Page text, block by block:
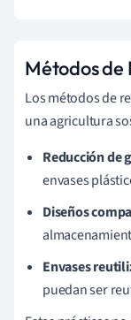
Métodos de
Los métodos de
una agricultura
Reducción de
envases
Diseños
Envases
puedan ser